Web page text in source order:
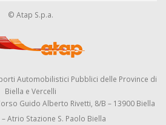
© Atap S.p.a.
Automobilistici Pubblici delle Province di
Biella e Vercelli
Guido Alberto Rivetti, 8/B – 13900 Biella
– Atrio Stazione S. Paolo Biella